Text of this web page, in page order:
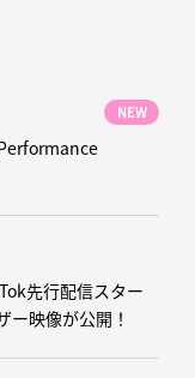
NEW
先行配信スター
ー映像が公開！